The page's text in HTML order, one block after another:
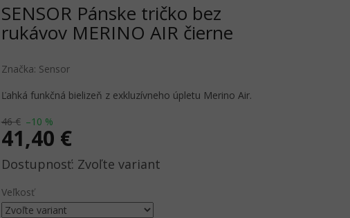
SENSOR Pánske tričko bez
rukávov MERINO AIR čierne
Značka: Sensor
46 € –10 %
41,40 €
Jednotková
Zvoľte variant
Veľkosť
Ľahká funkčná bielizeň z exkluzívneho úpletu Merino Air.